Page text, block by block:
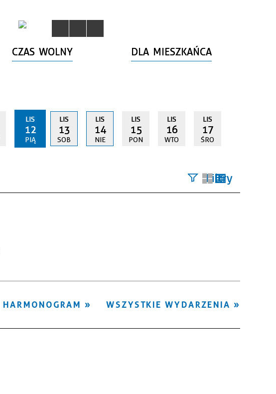
CZAS WOLNY DLA MIESZKAŃCA
LIS
12
PIĄ
LIS
13
SOB
LIS
14
NIE
LIS
15
PON
LIS
16
WTO
LIS
17
ŚRO
Filtry
Miejsce
WSZYSTKIE WYDARZENIA
HARMONOGRAM